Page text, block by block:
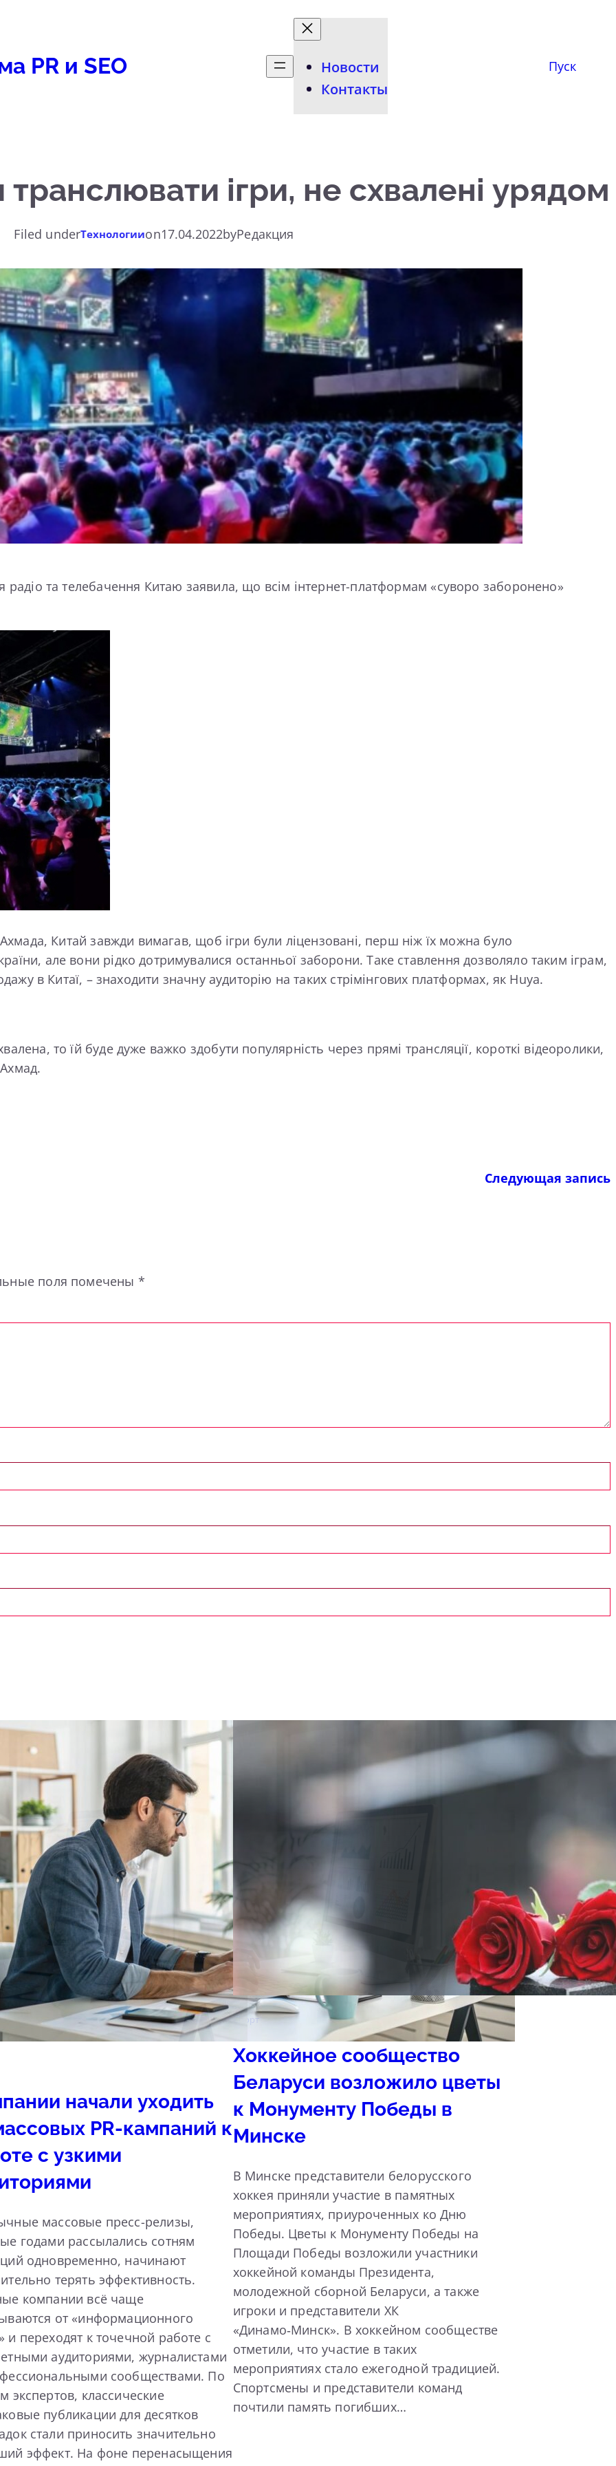
PR и SEO
Новости
Контакты
Пуск
ігри, не схвалені урядом
Filed underТехнологииon17.04.2022byРедакция
радіо та телебачення Китаю заявила, що всім інтернет-платформам «суворо заборонено»
Ахмада, Китай завжди вимагав, щоб ігри були ліцензовані, перш ніж їх можна було
але вони рідко дотримувалися останньої заборони. Таке ставлення дозволяло таким іграм,
в Китаї, – знаходити значну аудиторію на таких стрімінгових платформах, як Huya.
то їй буде дуже важко здобути популярність через прямі трансляції, короткі відеоролики,
Следующая запись
поля помечены *
начали уходить
PR-кампаний к
с узкими
массовые пресс-релизы,
годами рассылались сотням
одновременно, начинают
терять эффективность.
компании всё чаще
от «информационного
и переходят к точечной работе с
аудиториями, журналистами
сообществами. По
экспертов, классические
публикации для десятков
стали приносить значительно
эффект. На фоне перенасыщения
Спорт
Хоккейное сообщество
Беларуси возложило цветы
к Монументу Победы в
Минске
В Минске представители белорусского
хоккея приняли участие в памятных
мероприятиях, приуроченных ко Дню
Победы. Цветы к Монументу Победы на
Площади Победы возложили участники
хоккейной команды Президента,
молодежной сборной Беларуси, а также
игроки и представители ХК
«Динамо‑Минск». В хоккейном сообществе
отметили, что участие в таких
мероприятиях стало ежегодной традицией.
Спортсмены и представители команд
почтили память погибших…